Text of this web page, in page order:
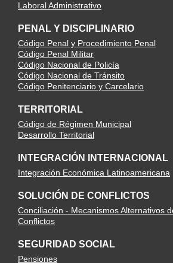
Laboral Administrativo
PENAL Y DISCIPLINARIO
Código Penal y Procedimiento Penal
Código Penal Militar
Código Nacional de Policía
Código Nacional de Tránsito
Código Penitenciario y Carcelario
TERRITORIAL
Código de Régimen Municipal
Desarrollo Territorial
INTEGRACIÓN INTERNACIONAL
Integración Económica Latinoamericana
SOLUCIÓN DE CONFLICTOS
Conciliación - Mecanismos Alternativos
Conflictos
SEGURIDAD SOCIAL
Pensiones